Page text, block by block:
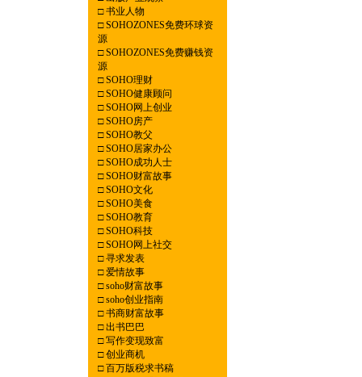
□书业人物
□SOHOZONES免费环球资
源
□SOHOZONES免费赚钱资
源
□SOHO理财
□SOHO健康顾问
□SOHO网上创业
□SOHO房产
□SOHO教父
□SOHO居家办公
□SOHO成功人士
□SOHO财富故事
□SOHO文化
□SOHO美食
□SOHO教育
□SOHO科技
□SOHO网上社交
□寻求发表
□爱情故事
□soho财富故事
□soho创业指南
□书商财富故事
□出书巴巴
□写作变现致富
□创业商机
□百万版税求书稿